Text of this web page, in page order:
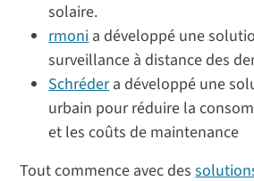
solaire.
rmoni a développé une
surveillance à distance des
Schrédera développé une
urbain pour réduire la
et les coûts de maintenance
Tout commence avec des